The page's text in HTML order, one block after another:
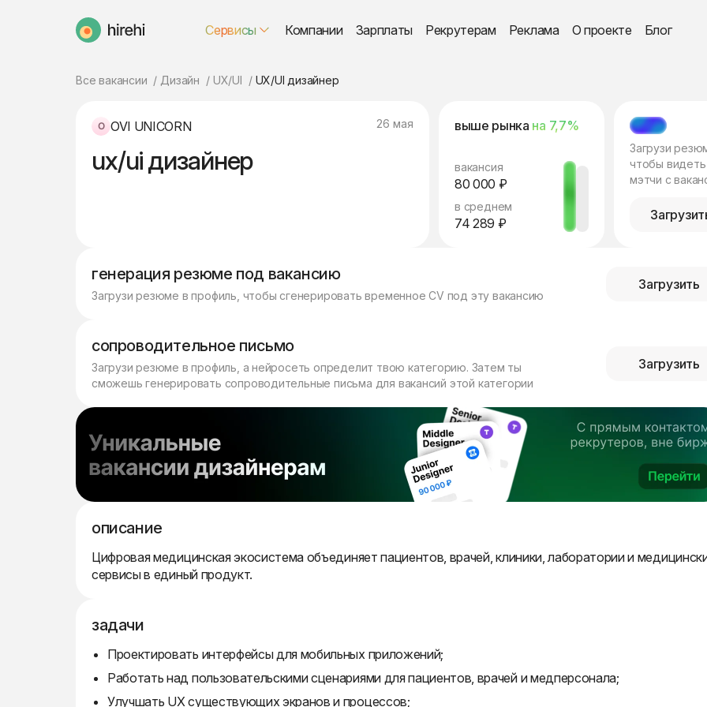
HireHi Сервисы Компании Зарплаты Рекрутерам Реклама О проекте Блог
Все вакансии Дизайн UX/UI UX/UI дизайнер
OVI UNICORN 26 мая
ux/ui дизайнер
выше рынка на 7,7%
вакансия
80 000 ₽
в среднем
74 289 ₽
МЭТЧ
Загрузи
чтобы видеть
мэтчи с
генерация резюме под вакансию
Загрузи резюме в профиль, чтобы сгенерировать временное CV под эту вакансию
Загрузить
сопроводительное письмо
Загрузи резюме в профиль, а нейросеть определит твою категорию. Затем ты
сможешь генерировать сопроводительные письма для вакансий этой категории
Загрузить
описание
Цифровая медицинская экосистема объединяет пациентов, врачей, клиники, лаборатории и
сервисы в единый продукт.
задачи
Проектировать интерфейсы для мобильных приложений;
Работать над пользовательскими сценариями для пациентов, врачей и медперсонала;
Улучшать UX существующих экранов и процессов;